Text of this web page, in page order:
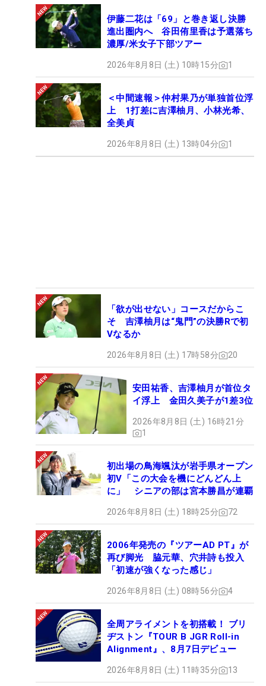
伊藤二花は「69」と巻き返し決勝
進出圏内へ 谷田侑里香は予選落ち
濃厚/米女子下部ツアー
2026年8月8日 (土) 10時15分 1
＜中間速報＞仲村果乃が単独首位浮
上 1打差に吉澤柚月、小林光希、
全美貞
2026年8月8日 (土) 13時04分 1
「欲が出せない」コースだからこ
そ 吉澤柚月は“鬼門”の決勝Rで初
Vなるか
2026年8月8日 (土) 17時58分 20
安田祐香、吉澤柚月が首位タ
イ浮上 金田久美子が1差3位
2026年8月8日 (土) 16時21分
1
初出場の鳥海颯汰が岩手県オープン
初V「この大会を機にどんどん上
に」 シニアの部は宮本勝昌が連覇
2026年8月8日 (土) 18時25分 72
2006年発売の『ツアーAD PT』が
再び脚光 脇元華、穴井詩も投入
「初速が強くなった感じ」
2026年8月8日 (土) 08時56分 4
全周アライメントを初搭載！ ブリ
ヂストン『TOUR B JGR Roll-in
Alignment』、8月7日デビュー
2026年8月8日 (土) 11時35分 13